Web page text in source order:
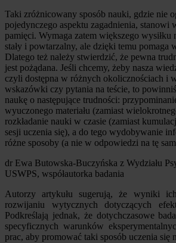
Taki zróżnicowany sposób nauki, gdzie nie
pojedynczego aspektu zagadnienia, stanowi
pamięci. Wymaga zatem większego wysiłku
stały i powtarzalny, ale dzięki temu pomaga
Dlatego też należy stwierdzić, że pewna
jest pożądana. Jeśli chcemy, żeby nasza
czyli dostępna w różnych okolicznościach i
wskazówki czy pytania na teście, to
naukę o następujące trudności:
wyuczonego materiału (zamiast
rozkładanie nauki w czasie (zamiast
sesji uczenia się), a do tego wydobywanie
różne sposoby (a nie w odpowiedzi na tę
dr Ewa Butowska-Buczyńska z Wydziału
USWPS, współautorka badania
Autorzy artykułu sugerują, że wyniki
rozwijaniu wytycznych dotyczących
Podkreślają jednak, że dotychczasowe
specyficznych warunków
prac, aby promować taki sposób uczenia się